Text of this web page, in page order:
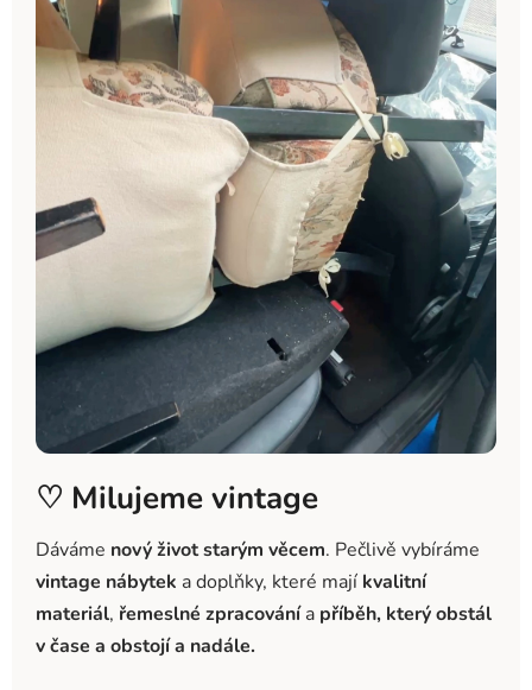
♡ Milujeme vintage
Dáváme nový život starým věcem. Pečlivě vybíráme
vintage nábytek a doplňky, které mají kvalitní
materiál, řemeslné zpracovánía příběh, který obstál
v čase a obstojí a nadále.